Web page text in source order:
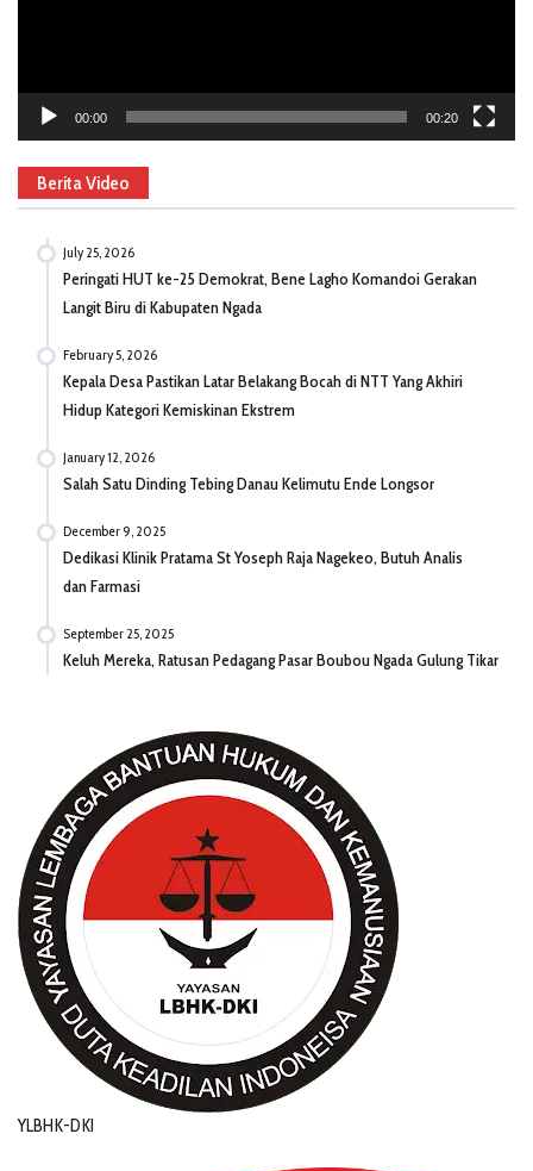
00:00 00:20
Berita Video
July 25, 2026
Peringati HUT ke-25 Demokrat, Bene Lagho Komandoi Gerakan
Langit Biru di Kabupaten Ngada
February 5, 2026
Kepala Desa Pastikan Latar Belakang Bocah di NTT Yang Akhiri
Hidup Kategori Kemiskinan Ekstrem
January 12, 2026
Salah Satu Dinding Tebing Danau Kelimutu Ende Longsor
December 9, 2025
Dedikasi Klinik Pratama St Yoseph Raja Nagekeo, Butuh Analis
dan Farmasi
September 25, 2025
Keluh Mereka, Ratusan Pedagang Pasar Boubou Ngada Gulung Tikar
YLBHK-DKI